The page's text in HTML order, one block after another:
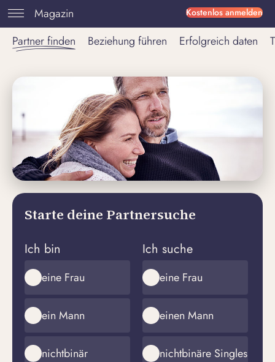
Kostenlos anmelden
Magazin
Partner finden
Beziehung führen Erfolgreich daten
Starte deine Partnersuche
Ich bin
eine Frau
ein Mann
nichtbinär
Ich suche
eine Frau
einen Mann
nichtbinäre Singles